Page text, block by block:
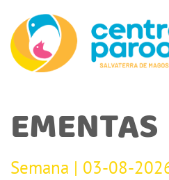
EMENTAS
Semana | 03-08-